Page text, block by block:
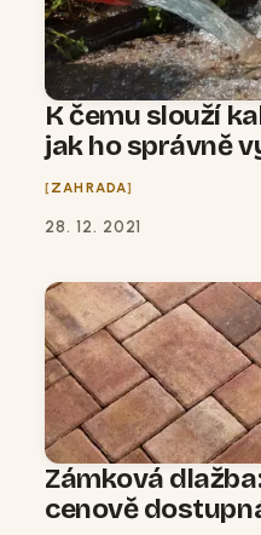
K čemu slouží
jak ho správně
ZAHRADA
28. 12. 2021
Zámková
cenově